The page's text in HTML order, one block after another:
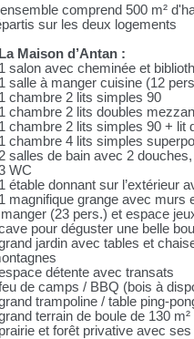
comprend 500 m²
sur les deux logements
Maison d’Antan :
salon avec cheminée et
salle à manger cuisine (12
chambre 2 lits simples 90
chambre 2 lits doubles
chambre 2 lits simples 90 + lit
chambre 4 lits simples
salles de bain avec 2
WC
étable donnant sur l’extérieur
magnifique grange avec murs
(23 pers.) et espace
pour déguster une belle
jardin avec tables et
détente avec transats
de camps / BBQ (bois à
trampoline / table ping-
terrain de boule de 130
et forêt privative avec